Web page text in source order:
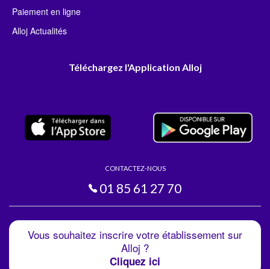
Paiement en ligne
Alloj Actualités
Téléchargez l'Application Alloj
CONTACTEZ-NOUS
01 85 61 27 70
Vous souhaitez inscrire votre établissement sur
Alloj ?
Cliquez ici